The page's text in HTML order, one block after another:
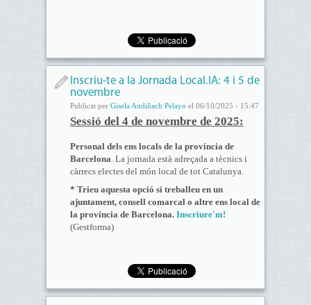
Inscriu-te a la Jornada Local.IA: 4 i 5 de
novembre
Publicat per Gisela Andiñach Pelayo el 06/10/2025 - 15:47
Sessió del 4 de novembre de 2025:
Personal dels ens locals de la província de
Barcelona. La jornada està adreçada a tècnics i
càrrecs electes del món local de tot Catalunya.
* Trieu aquesta opció si treballeu en un
ajuntament, consell comarcal o altre ens local de
la província de Barcelona. Inscriure'm!
(Gestforma)